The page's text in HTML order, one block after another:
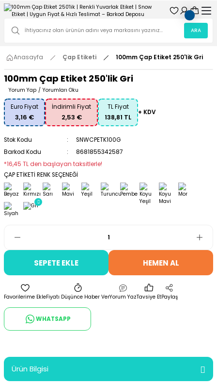
ARA
Anasayfa Çap Etiketi 100mm Çap Etiket 250'lik Gri
100mm Çap Etiket 250'lik Gri
Yorum Yap / Yorumları Oku
Euro Fiyat
3,16 €
İndirimli Fiyat
2,53 €
TL Fiyat
138,81 TL
+ KDV
Stok Kodu
SNWCPETK100G
Barkod Kodu
8681855342587
*16,45 TL den başlayan taksitlerle!
ÇAP ETİKETİ RENK SEÇENEĞİ
SEPETE EKLE HEMEN AL
Fiyatı Düşünce Haber VerYorum YazTavsiye EtPaylaş
WHATSAPP
Ürün Bilgisi